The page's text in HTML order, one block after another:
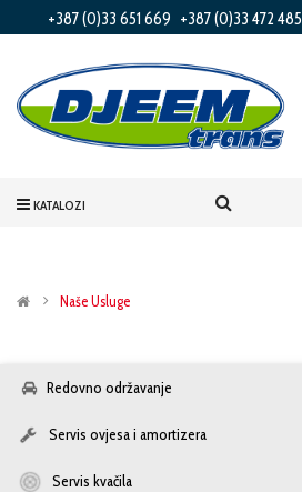
+387 (0)33 651 669 +387 (0)33 472 485
KATALOZI
Naše Usluge
Redovno održavanje
Servis ovjesa i amortizera
Servis kvačila